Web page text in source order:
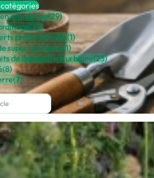
catégories
entreprise(29)
(39)
professionnels(1)
super jardiniers(1)
de l'agriculture urbaine(23)
(8)
(7)